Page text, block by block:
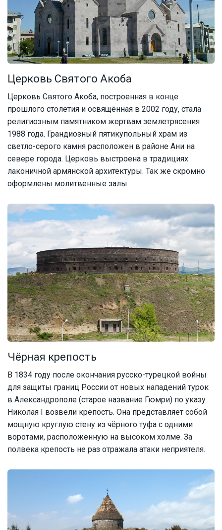
Церковь Святого Акоба
Церковь Святого Акоба, построенная в конце
прошлого столетия и освящённая в 2002 году, стала
религиозным памятником жертвам землетрясения
1988 года. Грандиозный пятикупольный храм из
светло-серого камня расположен в районе Ани на
севере города. Церковь выстроена в традициях
лаконичной армянской архитектуры. Так же скромно
оформлены молитвенные залы.
Чёрная крепость
В 1834 году после окончания русско-турецкой войны
для защиты границ России от новых нападений турок
в Александрополе (старое название Гюмри) по указу
Николая I возвели крепость. Она представляет собой
мощную круглую стену из чёрного туфа с одними
воротами, расположенную на высоком холме. За
полвека крепость не раз отражала атаки неприятеля.